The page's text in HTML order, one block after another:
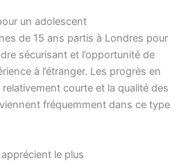
un adolescent
de 15 ans partis à Londres pour
sécurisant et l’opportunité de
à l’étranger. Les progrès en
courte et la qualité des
fréquemment dans ce type
le plus